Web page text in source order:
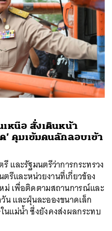
หนือ สั่งเดินหน้า
’ คุมเข้มคนลักลอบเข้า
และรัฐมนตรีว่าการกระทรวง
และหน่วยงานที่เกี่ยวข้อง
ม่ เพื่อติดตามสถานการณ์และ
และฝุ่นละอองขนาดเล็ก
แม่น้ำ ซึ่งยังคงส่งผลกระทบ